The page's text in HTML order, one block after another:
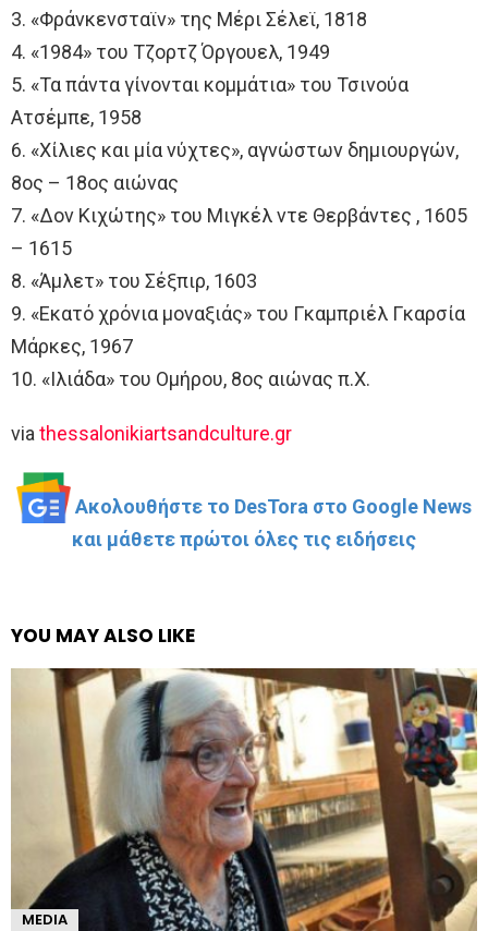
3. «Φράνκενσταϊν» της Μέρι Σέλεϊ, 1818
4. «1984» του Τζορτζ Όργουελ, 1949
5. «Τα πάντα γίνονται κομμάτια» του Τσινούα
Ατσέμπε, 1958
6. «Χίλιες και μία νύχτες», αγνώστων δημιουργών,
8ος – 18ος αιώνας
7. «Δον Κιχώτης» του Μιγκέλ ντε Θερβάντες , 1605
– 1615
8. «Άμλετ» του Σέξπιρ, 1603
9. «Εκατό χρόνια μοναξιάς» του Γκαμπριέλ Γκαρσία
Μάρκες, 1967
10. «Ιλιάδα» του Ομήρου, 8ος αιώνας π.Χ.
via thessalonikiartsandculture.gr
Ακολουθήστε το DesTora στο Google News
και μάθετε πρώτοι όλες τις ειδήσεις
YOU MAY ALSO LIKE
MEDIA